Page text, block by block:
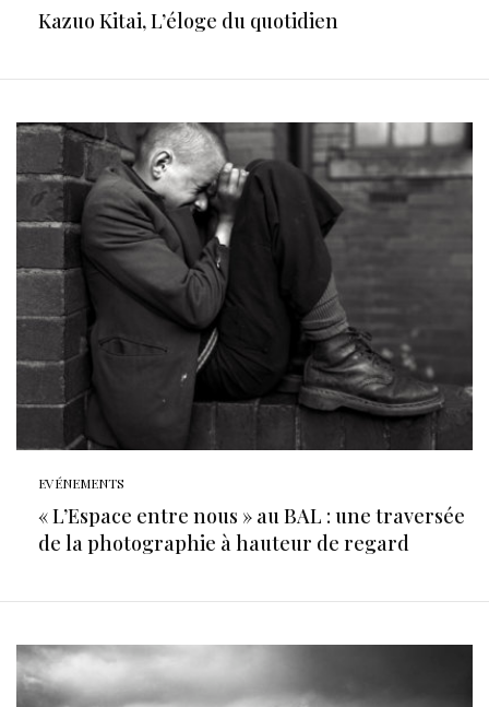
Kazuo Kitai, L’éloge du quotidien
EVÉNEMENTS
« L’Espace entre nous » au BAL : une traversée
de la photographie à hauteur de regard